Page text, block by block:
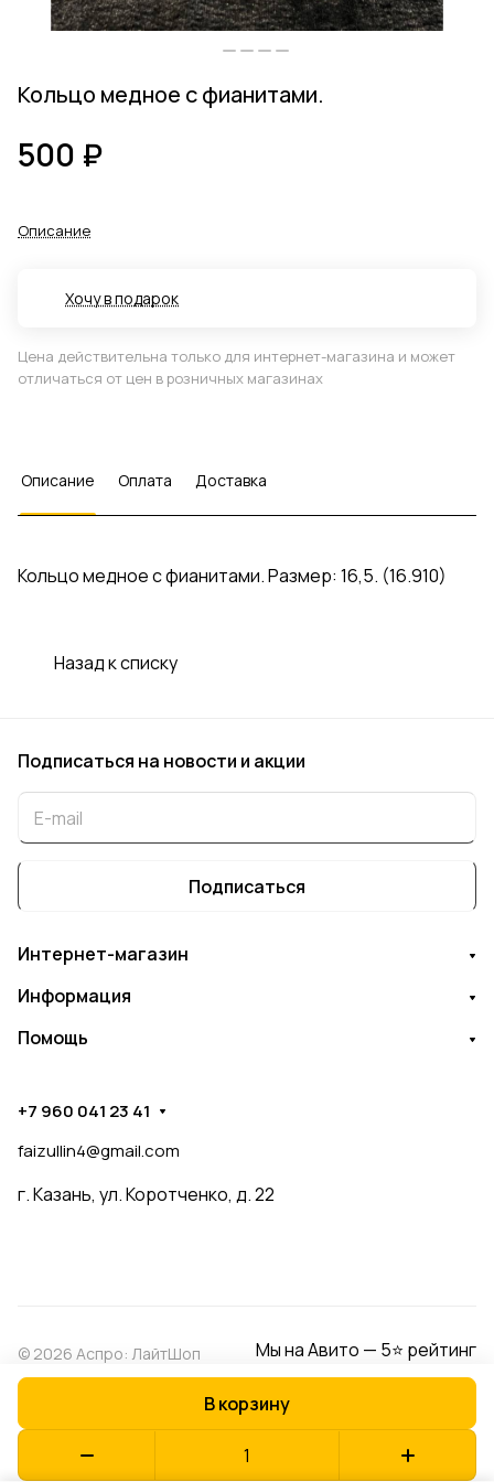
Кольцо медное с фианитами.
500 ₽
В корзину
Описание
Хочу в подарок
Цена действительна только для интернет-магазина и может
отличаться от цен в розничных магазинах
Описание Оплата Доставка
Кольцо медное с фианитами. Размер: 16,5. (16.910)
Назад к списку
Подписаться на новости и акции
Подписаться
Интернет-магазин
Информация
Помощь
+7 960 041 23 41
faizullin4@gmail.com
г. Казань, ул. Коротченко, д. 22
© 2026 Аспро: ЛайтШоп Мы на Авито — 5⭐ рейтинг
Оферта
Разработано в